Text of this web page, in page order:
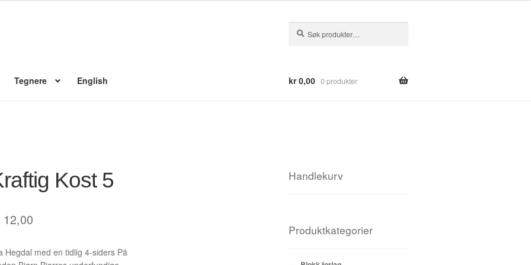
etter:
Tegnere English kr0,00 0 produkter
Kost 5
12,00
Hegdal med en tidlig 4-siders På
Handlekurv
Produktkategorier